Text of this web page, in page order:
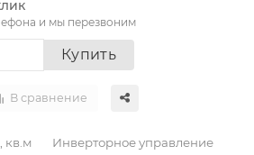
и мы перезвоним
Купить
В сравнение
кв.м Инверторное управление